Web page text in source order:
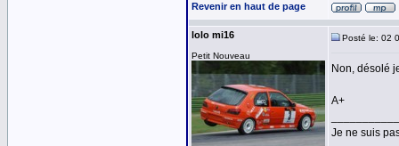
Revenir en haut de page
lolo mi16
Petit Nouveau
Posté le: 02
Non, désolé
A+
Je ne suis